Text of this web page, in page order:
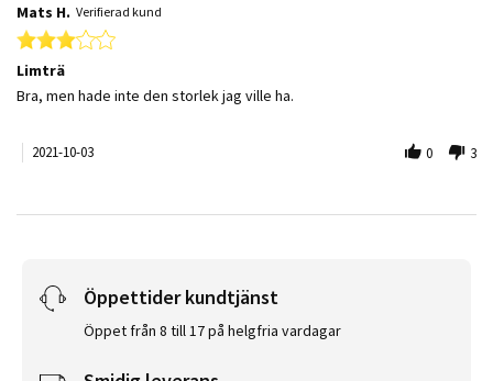
Mats H. Verifierad kund
3.0 star rating
Limträ
Review by Mats H. on 3 Oct 2021
review stating Limträ
Bra, men hade inte den storlek jag ville ha.
2021-10-03 0 3
Öppettider kundtjänst
Öppet från 8 till 17 på helgfria vardagar